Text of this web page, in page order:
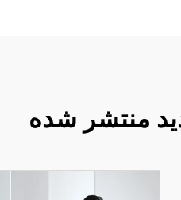
منتشر شده